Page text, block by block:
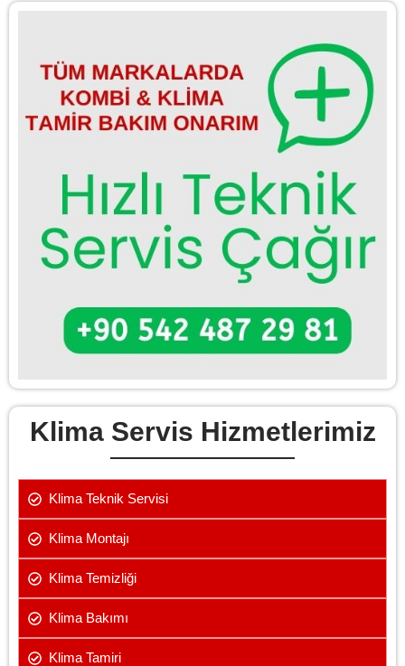
Klima Servis Hizmetlerimiz
Klima Teknik Servisi
Klima Montajı
Klima Temizliği
Klima Bakımı
Klima Tamiri